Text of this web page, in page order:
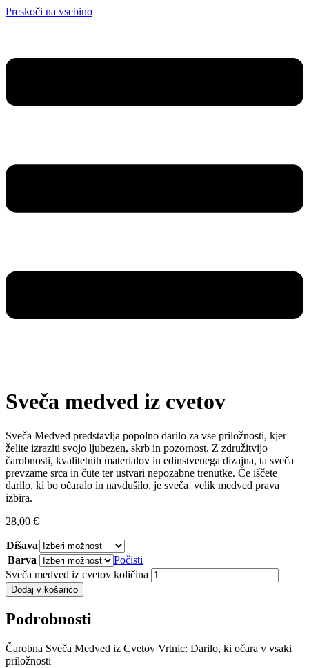
Preskoči na vsebino
Sveča medved iz cvetov
Sveča Medved predstavlja popolno darilo za vse priložnosti, kjer
želite izraziti svojo ljubezen, skrb in pozornost. Z združitvijo
čarobnosti, kvalitetnih materialov in edinstvenega dizajna, ta sveča
prevzame srca in čute ter ustvari nepozabne trenutke. Če iščete
darilo, ki bo očaralo in navdušilo, je sveča velik medved prava
izbira.
28,00 €
Dišava
Barva
Počisti
Sveča medved iz cvetov količina
Dodaj v košarico
Podrobnosti
Čarobna Sveča Medved iz Cvetov Vrtnic: Darilo, ki očara v vsaki
priložnosti